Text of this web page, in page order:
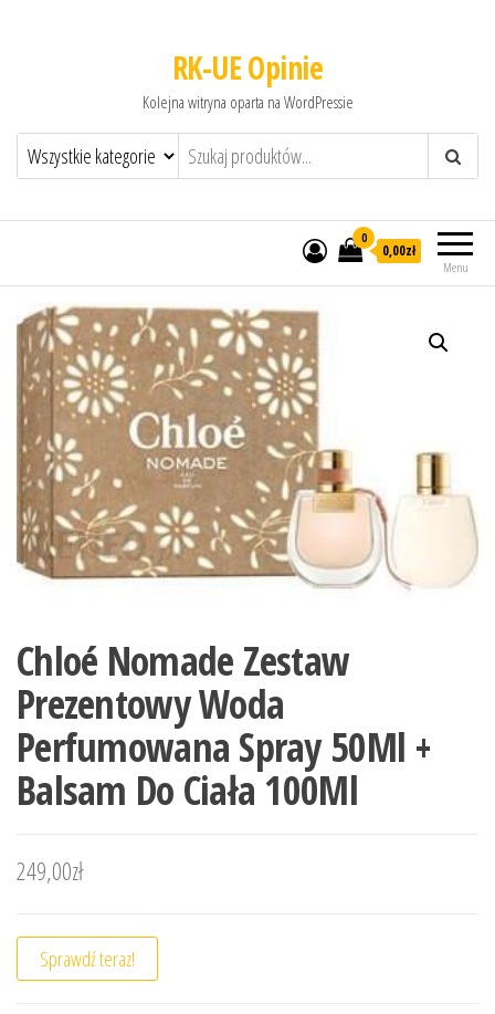
RK-UE Opinie
Kolejna witryna oparta na WordPressie
Menu
0
0,00zł
Chloé Nomade Zestaw
Prezentowy Woda
Perfumowana Spray 50Ml +
Balsam Do Ciała 100Ml
249,00zł
Sprawdź teraz!